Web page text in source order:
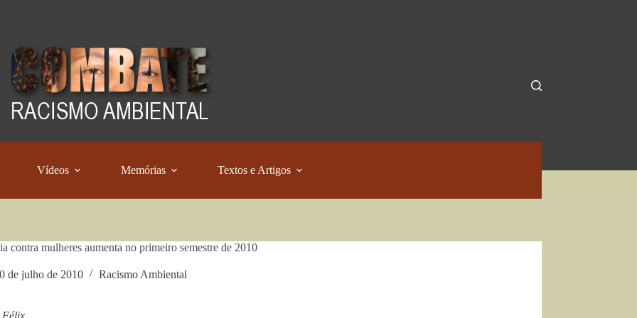
Vídeos Memórias Textos e Artigos
contra mulheres aumenta no primeiro semestre de 2010
de julho de 2010 Racismo Ambiental
Félix